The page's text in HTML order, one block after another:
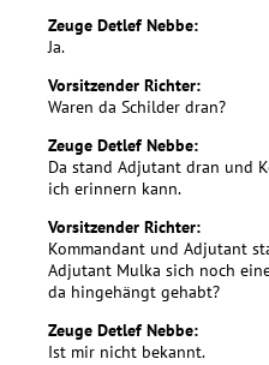
Zeuge Detlef Nebbe:
Ja.
Vorsitzender Richter:
Waren da Schilder dran?
Zeuge Detlef Nebbe:
Da stand Adjutant dran und
ich erinnern kann.
Vorsitzender Richter:
Kommandant und Adjutant
Adjutant Mulka sich noch
da hingehängt gehabt?
Zeuge Detlef Nebbe:
Ist mir nicht bekannt.